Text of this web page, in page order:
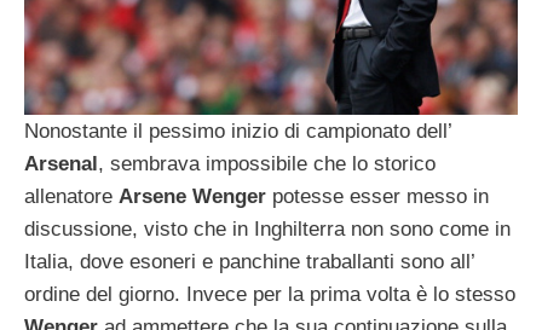
Nonostante il pessimo inizio di campionato dell’
Arsenal, sembrava impossibile che lo storico
allenatore Arsene Wenger potesse esser messo in
discussione, visto che in Inghilterra non sono come in
Italia, dove esoneri e panchine traballanti sono all’
ordine del giorno. Invece per la prima volta è lo stesso